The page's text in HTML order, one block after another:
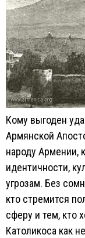
Кому выгоден
Армянской
народу Армении,
идентичности,
угрозам. Без
кто стремится
сферу и тем, кто
Католикоса как